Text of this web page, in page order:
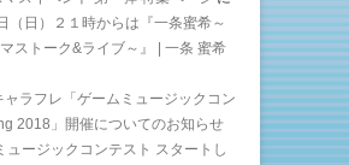
（日）２１時からは『一条蜜希～
ストーク&ライブ～』 | 一条 蜜希
ャラフレ「ゲームミュージックコン
2018」開催についてのお知らせ
ュージックコンテスト スタートし